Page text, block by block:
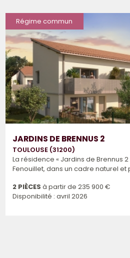
Régime commun
JARDINS DE BRENNUS 2
TOULOUSE (31200)
La résidence « Jardins de Brennus
Fenouillet, dans un cadre naturel et
2 PIÈCES à partir de 235 900 €
Disponibilité : avril 2026